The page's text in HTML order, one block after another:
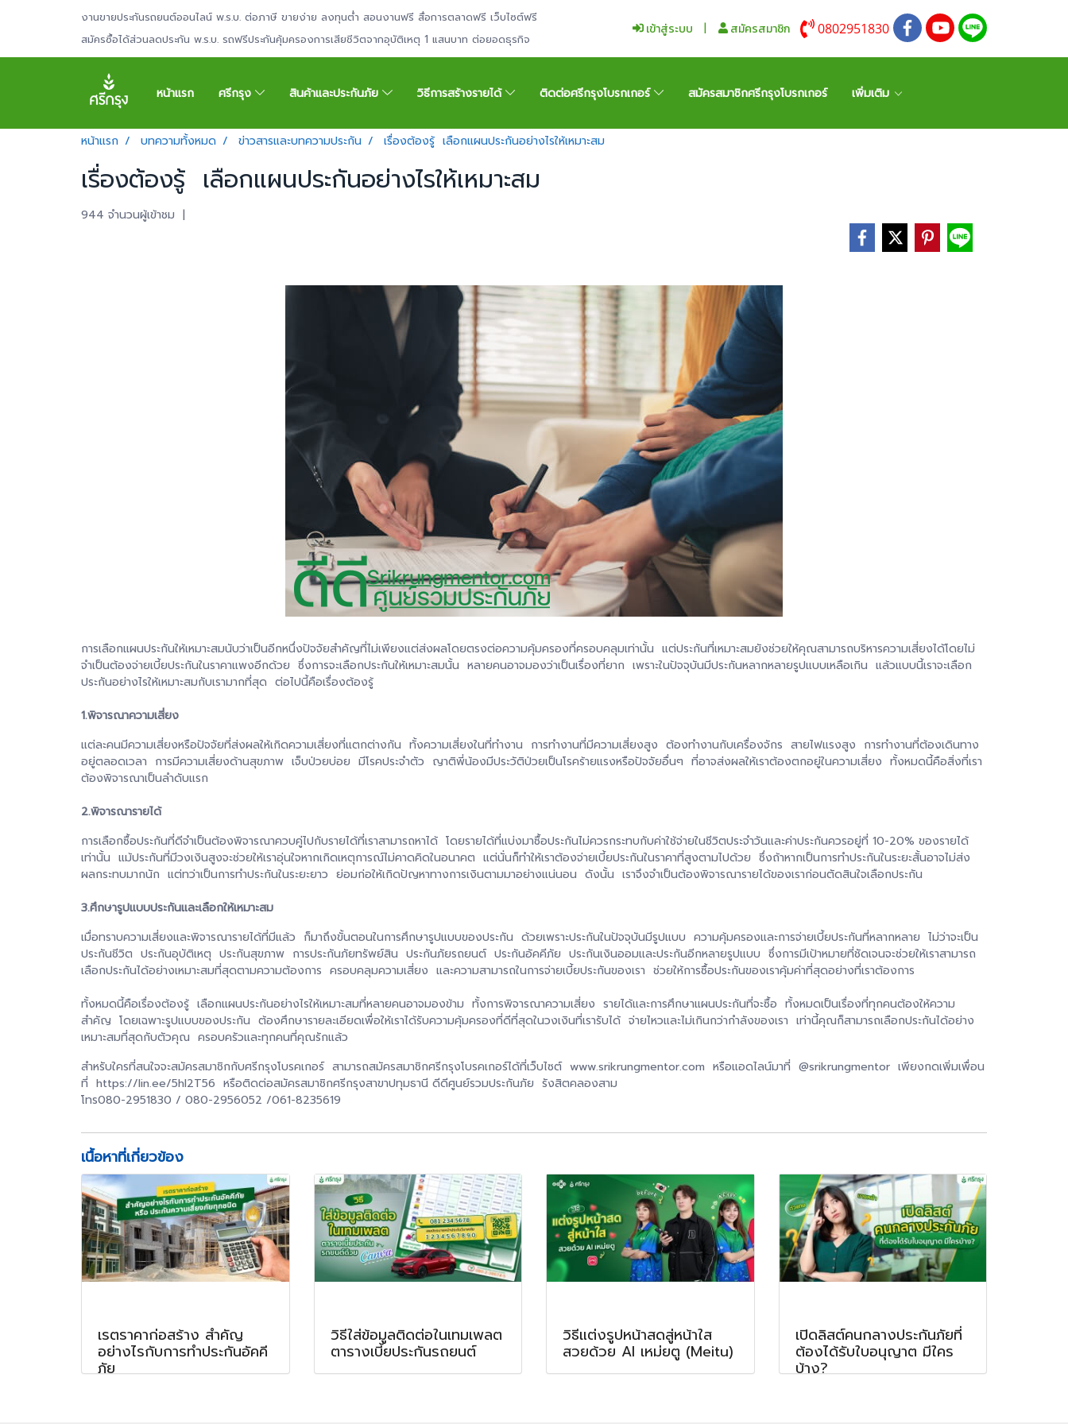
งานขายประกันรถยนต์ออนไลน์ พ.ร.บ. ต่อภาษี ขายง่าย ลงทุนต่ำ สอนงานฟรี สื่อการตลาดฟรี เว็บไซต์ฟรี
สมัครซื้อได้ส่วนลดประกัน พ.ร.บ. รถฟรีประกันคุ้มครองการเสียชีวิตจากอุบัติเหตุ 1 แสนบาท ต่อยอดธุรกิจ
เข้าสู่ระบบ สมัครสมาชิก 0802951830
หน้าแรก ศรีกรุง สินค้าและประกันภัย วิธีการสร้างรายได้ ติดต่อศรีกรุงโบรกเกอร์ สมัครสมาชิกศรีกรุงโบรกเกอร์ เพิ่มเติม
หน้าแรก บทความทั้งหมด ข่าวสารและบทความประกัน เรื่องต้องรู้ เลือกแผนประกันอย่างไรให้เหมาะสม
เรื่องต้องรู้ เลือกแผนประกันอย่างไรให้เหมาะสม
944 จำนวนผู้เข้าชม |
การเลือกแผนประกันให้เหมาะสมนับว่าเป็นอีกหนึ่งปัจจัยสำคัญที่ไม่เพียงแต่ส่งผลโดยตรงต่อความคุ้มครองที่ครอบคลุมเท่านั้น แต่ประกันที่เหมาะสมยังช่วยให้คุณสามารถบริหารความเสี่ยงได้โดยไม่
จำเป็นต้องจ่ายเบี้ยประกันในราคาแพงอีกด้วย ซึ่งการจะเลือกประกันให้เหมาะสมนั้น หลายคนอาจมองว่าเป็นเรื่องที่ยาก เพราะในปัจจุบันมีประกันหลากหลายรูปแบบเหลือเกิน แล้วแบบนี้เราจะเลือก
ประกันอย่างไรให้เหมาะสมกับเรามากที่สุด ต่อไปนี้คือเรื่องต้องรู้
1.พิจารณาความเสี่ยง
แต่ละคนมีความเสี่ยงหรือปัจจัยที่ส่งผลให้เกิดความเสี่ยงที่แตกต่างกัน ทั้งความเสี่ยงในที่ทำงาน การทำงานที่มีความเสี่ยงสูง ต้องทำงานกับเครื่องจักร สายไฟแรงสูง การทำงานที่ต้องเดินทาง
อยู่ตลอดเวลา การมีความเสี่ยงด้านสุขภาพ เจ็บป่วยบ่อย มีโรคประจำตัว ญาติพี่น้องมีประวัติป่วยเป็นโรคร้ายแรงหรือปัจจัยอื่นๆ ที่อาจส่งผลให้เราต้องตกอยู่ในความเสี่ยง ทั้งหมดนี้คือสิ่งที่เรา
ต้องพิจารณาเป็นลำดับแรก
2.พิจารณารายได้
การเลือกซื้อประกันที่ดีจำเป็นต้องพิจารณาควบคู่ไปกับรายได้ที่เราสามารถหาได้ โดยรายได้ที่แบ่งมาซื้อประกันไม่ควรกระทบกับค่าใช้จ่ายในชีวิตประจำวันและค่าประกันควรอยู่ที่ 10-20% ของรายได้
เท่านั้น แม้ประกันที่มีวงเงินสูงจะช่วยให้เราอุ่นใจหากเกิดเหตุการณ์ไม่คาดคิดในอนาคต แต่นั่นก็ทำให้เราต้องจ่ายเบี้ยประกันในราคาที่สูงตามไปด้วย ซึ่งถ้าหากเป็นการทำประกันในระยะสั้นอาจไม่ส่ง
ผลกระทบมากนัก แต่ทว่าเป็นการทำประกันในระยะยาว ย่อมก่อให้เกิดปัญหาทางการเงินตามมาอย่างแน่นอน ดังนั้น เราจึงจำเป็นต้องพิจารณารายได้ของเราก่อนตัดสินใจเลือกประกัน
3.ศึกษารูปแบบประกันและเลือกให้เหมาะสม
เมื่อทราบความเสี่ยงและพิจารณารายได้ที่มีแล้ว ก็มาถึงขั้นตอนในการศึกษารูปแบบของประกัน ด้วยเพราะประกันในปัจจุบันมีรูปแบบ ความคุ้มครองและการจ่ายเบี้ยประกันที่หลากหลาย ไม่ว่าจะเป็น
ประกันชีวิต ประกันอุบัติเหตุ ประกันสุขภาพ การประกันภัยทรัพย์สิน ประกันภัยรถยนต์ ประกันอัคคีภัย ประกันเงินออมและประกันอีกหลายรูปแบบ ซึ่งการมีเป้าหมายที่ชัดเจนจะช่วยให้เราสามารถ
เลือกประกันได้อย่างเหมาะสมที่สุดตามความต้องการ ครอบคลุมความเสี่ยง และความสามารถในการจ่ายเบี้ยประกันของเรา ช่วยให้การซื้อประกันของเราคุ้มค่าที่สุดอย่างที่เราต้องการ
ทั้งหมดนี้คือเรื่องต้องรู้ เลือกแผนประกันอย่างไรให้เหมาะสมที่หลายคนอาจมองข้าม ทั้งการพิจารณาความเสี่ยง รายได้และการศึกษาแผนประกันที่จะซื้อ ทั้งหมดเป็นเรื่องที่ทุกคนต้องให้ความ
สำคัญ โดยเฉพาะรูปแบบของประกัน ต้องศึกษารายละเอียดเพื่อให้เราได้รับความคุ้มครองที่ดีที่สุดในวงเงินที่เรารับได้ จ่ายไหวและไม่เกินกว่ากำลังของเรา เท่านี้คุณก็สามารถเลือกประกันได้อย่าง
เหมาะสมที่สุดกับตัวคุณ ครอบครัวและทุกคนที่คุณรักแล้ว
สำหรับใครที่สนใจจะสมัครสมาชิกกับศรีกรุงโบรคเกอร์ สามารถสมัครสมาชิกศรีกรุงโบรคเกอร์ได้ที่เว็บไซต์ www.srikrungmentor.com หรือแอดไลน์มาที่ @srikrungmentor เพียงกดเพิ่มเพื่อน
ที่ https://lin.ee/5hl2T56 หรือติดต่อสมัครสมาชิกศรีกรุงสาขาปทุมธานี ดีดีศูนย์รวมประกันภัย รังสิตคลองสาม
โทร080-2951830 / 080-2956052 /061-8235619
เนื้อหาที่เกี่ยวข้อง
เรตราคาก่อสร้าง สำคัญ
อย่างไรกับการทำประกันอัคคี
ภัย
วิธีใส่ข้อมูลติดต่อในเทมเพลต
ตารางเบี้ยประกันรถยนต์
วิธีแต่งรูปหน้าสดสู่หน้าใส
สวยด้วย AI เหม่ยตู (Meitu)
เปิดลิสต์คนกลางประกันภัยที่
ต้องได้รับใบอนุญาต มีใคร
บ้าง?